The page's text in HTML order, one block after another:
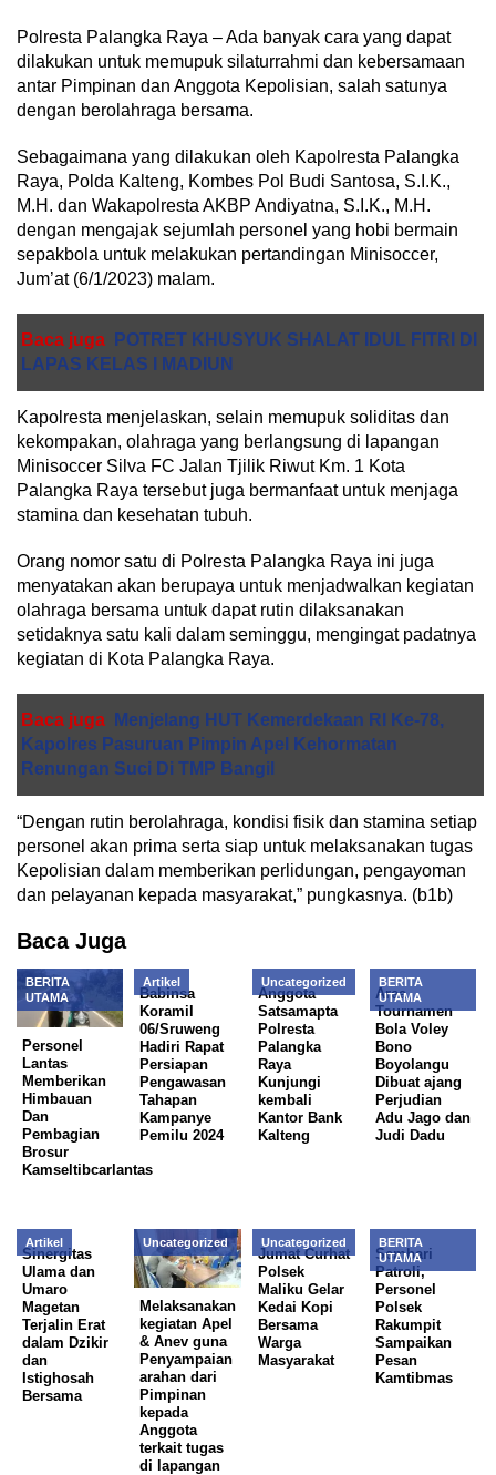
Polresta Palangka Raya – Ada banyak cara yang dapat
dilakukan untuk memupuk silaturrahmi dan kebersamaan
antar Pimpinan dan Anggota Kepolisian, salah satunya
dengan berolahraga bersama.
Sebagaimana yang dilakukan oleh Kapolresta Palangka
Raya, Polda Kalteng, Kombes Pol Budi Santosa, S.I.K.,
M.H. dan Wakapolresta AKBP Andiyatna, S.I.K., M.H.
dengan mengajak sejumlah personel yang hobi bermain
sepakbola untuk melakukan pertandingan Minisoccer,
Jum’at (6/1/2023) malam.
Baca juga
POTRET KHUSYUK SHALAT IDUL FITRI DI
LAPAS KELAS I MADIUN
Kapolresta menjelaskan, selain memupuk soliditas dan
kekompakan, olahraga yang berlangsung di lapangan
Minisoccer Silva FC Jalan Tjilik Riwut Km. 1 Kota
Palangka Raya tersebut juga bermanfaat untuk menjaga
stamina dan kesehatan tubuh.
Orang nomor satu di Polresta Palangka Raya ini juga
menyatakan akan berupaya untuk menjadwalkan kegiatan
olahraga bersama untuk dapat rutin dilaksanakan
setidaknya satu kali dalam seminggu, mengingat padatnya
kegiatan di Kota Palangka Raya.
Baca juga
Menjelang HUT Kemerdekaan RI Ke-78,
Kapolres Pasuruan Pimpin Apel Kehormatan
Renungan Suci Di TMP Bangil
“Dengan rutin berolahraga, kondisi fisik dan stamina setiap
personel akan prima serta siap untuk melaksanakan tugas
Kepolisian dalam memberikan perlidungan, pengayoman
dan pelayanan kepada masyarakat,” pungkasnya. (b1b)
Baca Juga
BERITA
UTAMA
Personel
Lantas
Memberikan
Himbauan
Dan
Pembagian
Brosur
Kamseltibcarlantas
Artikel
Babinsa
Koramil
06/Sruweng
Hadiri Rapat
Persiapan
Pengawasan
Tahapan
Kampanye
Pemilu 2024
Uncategorized
Anggota
Satsamapta
Polresta
Palangka
Raya
Kunjungi
kembali
Kantor Bank
Kalteng
BERITA
UTAMA
Area
Tournamen
Bola Voley
Bono
Boyolangu
Dibuat ajang
Perjudian
Adu Jago dan
Judi Dadu
Artikel
Sinergitas
Ulama dan
Umaro
Magetan
Terjalin Erat
dalam Dzikir
dan
Istighosah
Bersama
Uncategorized
Melaksanakan
kegiatan Apel
& Anev guna
Penyampaian
arahan dari
Pimpinan
kepada
Anggota
terkait tugas
di lapangan
Uncategorized
Jumat Curhat
Polsek
Maliku Gelar
Kedai Kopi
Bersama
Warga
Masyarakat
BERITA
UTAMA
Sembari
Patroli,
Personel
Polsek
Rakumpit
Sampaikan
Pesan
Kamtibmas